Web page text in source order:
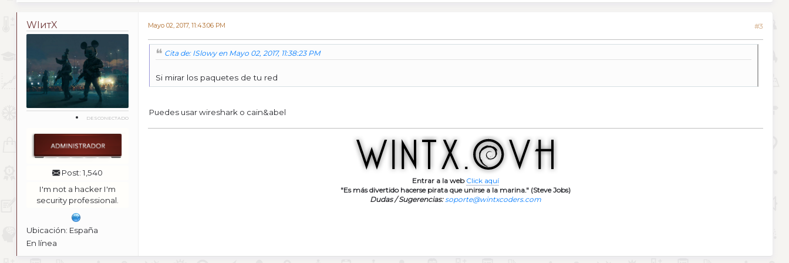
WIитX
DESCONECTADO
Post: 1,540
I'm not a hacker I'm
security professional.
Ubicación: España
En línea
Mayo 02, 2017, 11:43:06 PM #3
Cita de: ISlowy en Mayo 02, 2017, 11:38:23 PM
Si mirar los paquetes de tu red
Puedes usar wireshark o cain&abel
Entrar a la web Click aquí
"Es más divertido hacerse pirata que unirse a la marina." (Steve Jobs)
Dudas / Sugerencias: soporte@wintxcoders.com